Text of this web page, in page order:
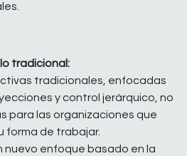
tradicional:
tradicionales, enfocadas
y control jerárquico, no
para las organizaciones que
forma de trabajar.
nuevo enfoque basado en la